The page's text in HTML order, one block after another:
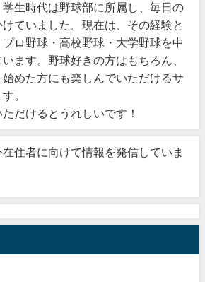
生時代は野球部に所属し、毎日の
ていました。現在は、その経験と
ロ野球・高校野球・大学野球を中
ます。野球好きの方はもちろん、
めた方にも楽しんでいただけるサ
。
だけるとうれしいです！
住者に向けて情報を発信していま